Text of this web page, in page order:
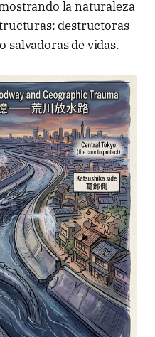
la naturaleza
destructoras
salvadoras de vidas.